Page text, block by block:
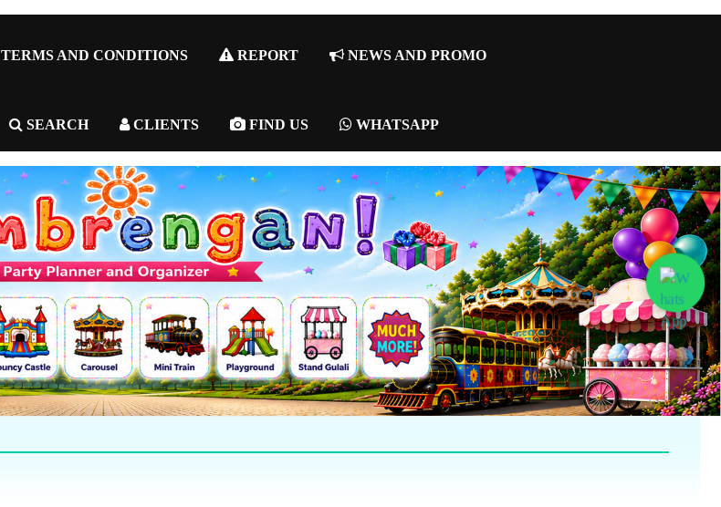
TERMS AND CONDITIONS REPORT NEWS AND PROMO
SEARCH CLIENTS FIND US WHATSAPP